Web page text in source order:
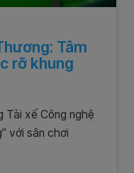
Tâm
rỡ khung
Tài xế Công nghệ
với sân chơi